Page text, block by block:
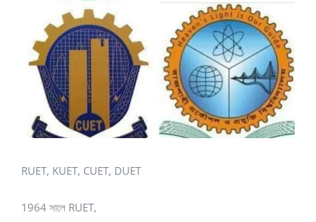
RUET, KUET, CUET, DUET
1964 সালে RUET,